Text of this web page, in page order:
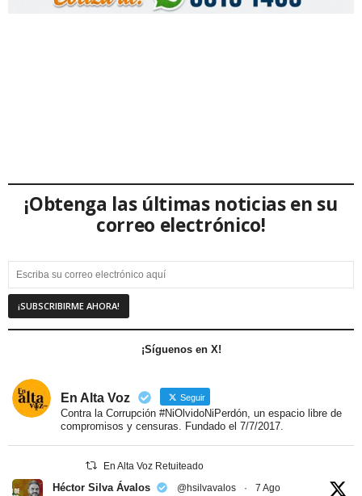
¡Obtenga las últimas noticias en su
correo electrónico!
¡Síguenos en X!
En Alta Voz Seguir
Contra la Corrupción #NiOlvidoNiPerdón, un espacio libre de
compromisos y censuras. Fundado el 7/7/2017.
En Alta Voz Retuiteado
Héctor Silva Ávalos @hsilvavalos · 7 Ago